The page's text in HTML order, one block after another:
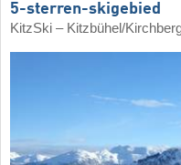
5-sterren-skigebied
KitzSki – Kitzbühel/​